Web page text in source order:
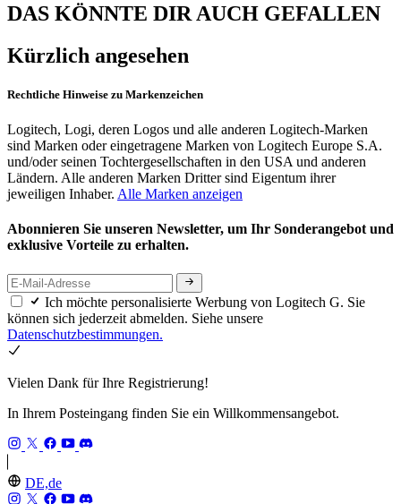
DAS KÖNNTE DIR AUCH GEFALLEN
Kürzlich angesehen
Rechtliche Hinweise zu Markenzeichen
Logitech, Logi, deren Logos und alle anderen Logitech-Marken
sind Marken oder eingetragene Marken von Logitech Europe S.A.
und/oder seinen Tochtergesellschaften in den USA und anderen
Ländern. Alle anderen Marken Dritter sind Eigentum ihrer
jeweiligen Inhaber. Alle Marken anzeigen
Abonnieren Sie unseren Newsletter, um Ihr Sonderangebot und
exklusive Vorteile zu erhalten.
Ich möchte personalisierte Werbung von Logitech G. Sie
können sich jederzeit abmelden. Siehe unsere
Datenschutzbestimmungen.
Vielen Dank für Ihre Registrierung!
In Ihrem Posteingang finden Sie ein Willkommensangebot.
DE,de